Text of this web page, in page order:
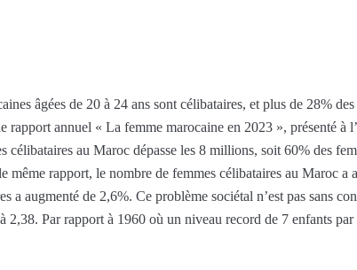
âgées de 20 à 24 ans sont célibataires, et plus de 28%
rapport annuel « La femme marocaine en 2023 », présenté à
célibataires au Maroc dépasse les 8 millions, soit 60% des
même rapport, le nombre de femmes célibataires au Maroc a
a augmenté de 2,6%. Ce problème sociétal n’est pas sans
2,38. Par rapport à 1960 où un niveau record de 7 enfants